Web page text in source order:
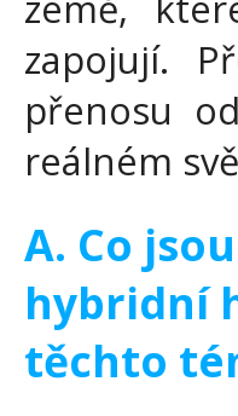
zapojují.
přenosu
reálném
A. Co
hybridní
těchto